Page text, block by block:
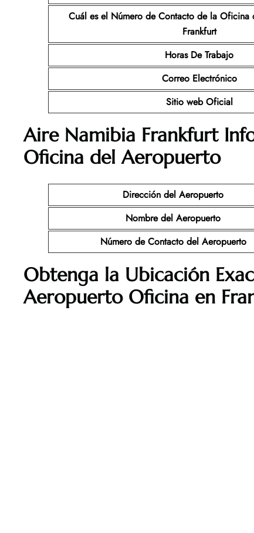
Cuál es el Número de Contacto de la Oficina
Frankfurt
Horas De Trabajo
Correo Electrónico
Sitio web Oficial
Aire Namibia Frankfurt
Oficina del Aeropuerto
Dirección del Aeropuerto
Nombre del Aeropuerto
Número de Contacto del Aeropuerto
Obtenga la Ubicación
Aeropuerto Oficina en